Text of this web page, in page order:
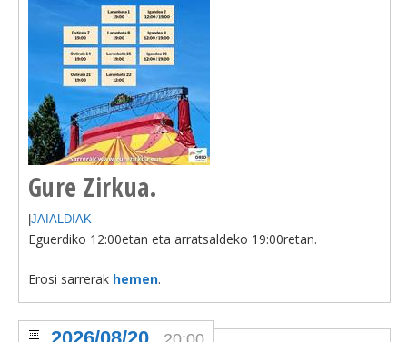
Gure Zirkua.
JAIALDIAK
Eguerdiko 12:00etan eta arratsaldeko 19:00retan.
Erosi sarrerak hemen.